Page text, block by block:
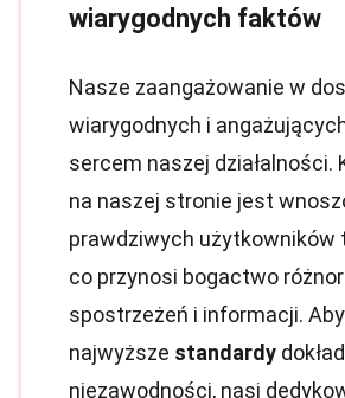
wiarygodnych faktów
Nasze zaangażowanie w
wiarygodnych i
sercem naszej działalności.
na naszej stronie jest
prawdziwych użytkowników
co przynosi bogactwo
spostrzeżeń i informacji.
najwyższe standardy
niezawodności, nasi